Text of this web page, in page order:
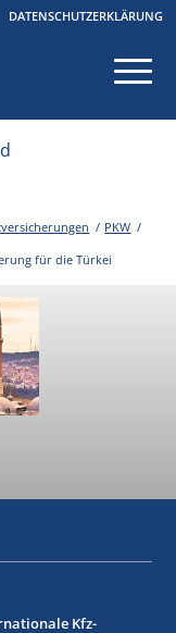
DATENSCHUTZERKLÄRUNG
/ PKW /
für die Türkei
Kfz-